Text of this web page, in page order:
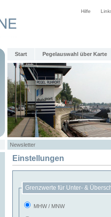
Hilfe
Start Pegelauswahl über Karte
Newsletter
Einstellungen
Grenzwerte für Unter- &
MHW / MNW